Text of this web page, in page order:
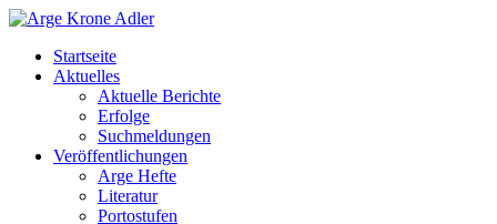
Startseite
Aktuelles
Aktuelle Berichte
Erfolge
Suchmeldungen
Veröffentlichungen
Arge Hefte
Literatur
Portostufen